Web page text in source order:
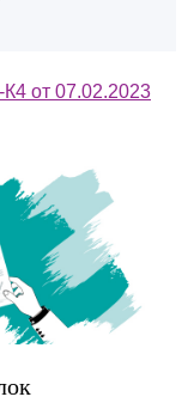
от 07.02.2023